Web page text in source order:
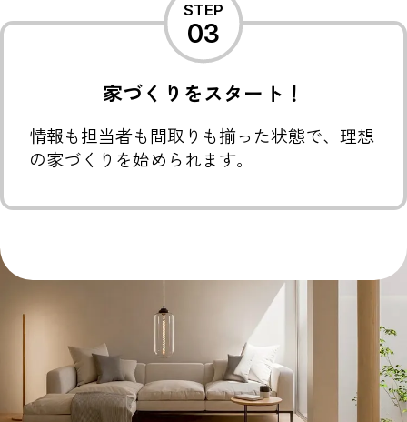
STEP
03
家づくりをスタート！
情報も担当者も間取りも揃った状態で、理想
の家づくりを始められます。